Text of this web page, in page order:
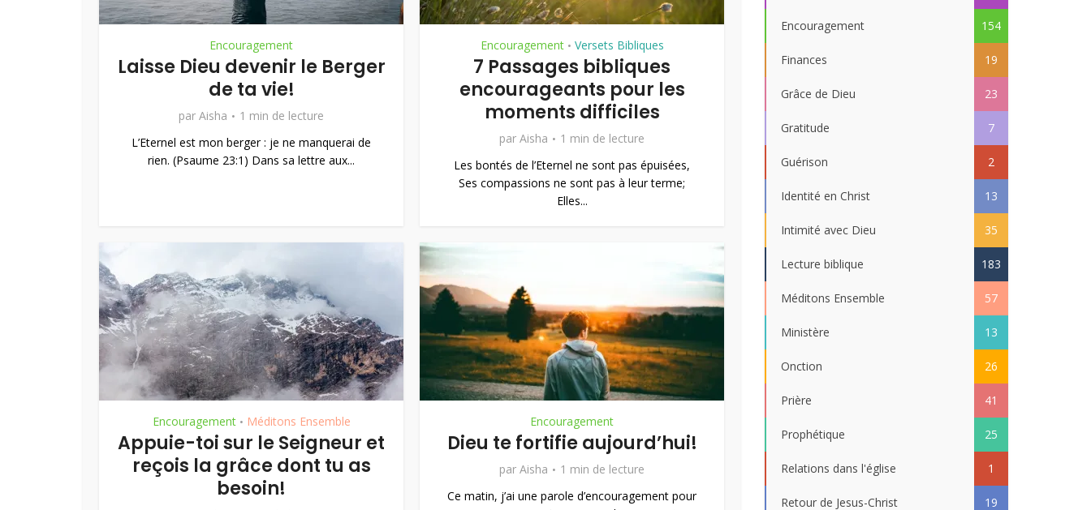
Encouragement
Laisse Dieu devenir le Berger
de ta vie!
par Aisha
1 min de lecture
L’Eternel est mon berger : je ne manquerai de
rien. (Psaume 23:1) Dans sa lettre aux...
Encouragement • Versets Bibliques
7 Passages bibliques
encourageants pour les
moments difficiles
par Aisha
1 min de lecture
Les bontés de l’Eternel ne sont pas épuisées,
Ses compassions ne sont pas à leur terme;
Elles...
Encouragement • Méditons Ensemble
Appuie-toi sur le Seigneur et
reçois la grâce dont tu as
besoin!
Encouragement
Dieu te fortifie aujourd’hui!
par Aisha
1 min de lecture
Ce matin, j’ai une parole d’encouragement pour
Encouragement 154
Finances 19
Grâce de Dieu 23
Gratitude 7
Guérison 2
Identité en Christ 13
Intimité avec Dieu 35
Lecture biblique 183
Méditons Ensemble 57
Ministère 13
Onction 26
Prière 41
Prophétique 25
Relations dans l'église 1
Retour de Jesus-Christ 19